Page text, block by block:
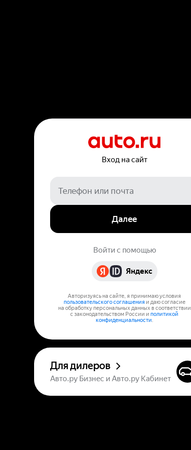
Вход на сайт
Далее
Войти с помощью
Яндекс
Авторизуясь на сайте, я принимаю условия
пользовательского соглашения и даю согласие
на обработку персональных данных в соответствии
с законодательством России и политикой
конфиденциальности.
Для дилеров
Авто.ру Бизнес и Авто.ру Кабинет